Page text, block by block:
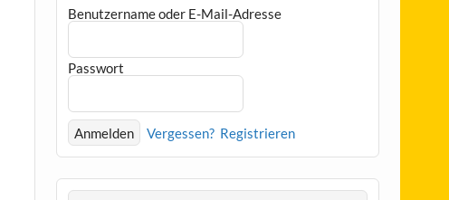
Benutzername oder E-Mail-Adresse
Passwort
Vergessen? Registrieren